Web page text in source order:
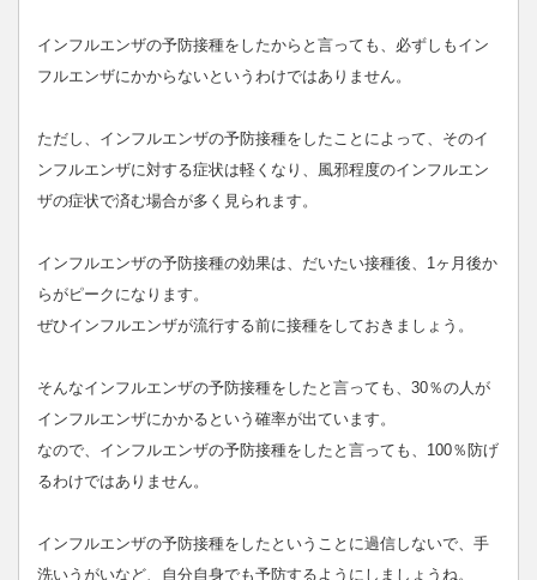
インフルエンザの予防接種をしたからと言っても、必ずしもイン
フルエンザにかからないというわけではありません。
ただし、インフルエンザの予防接種をしたことによって、そのイ
ンフルエンザに対する症状は軽くなり、風邪程度のインフルエン
ザの症状で済む場合が多く見られます。
インフルエンザの予防接種の効果は、だいたい接種後、1ヶ月後か
らがピークになります。
ぜひインフルエンザが流行する前に接種をしておきましょう。
そんなインフルエンザの予防接種をしたと言っても、30％の人が
インフルエンザにかかるという確率が出ています。
なので、インフルエンザの予防接種をしたと言っても、100％防げ
るわけではありません。
インフルエンザの予防接種をしたということに過信しないで、手
洗いうがいなど、自分自身でも予防するようにしましょうね。